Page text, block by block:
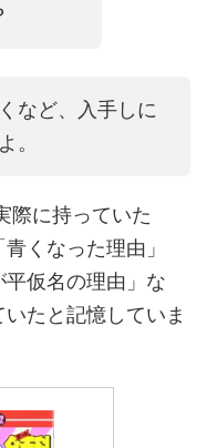
など、入手しに
。
際に持っていた
くなった理由」
平仮名の理由」な
たと記憶していま